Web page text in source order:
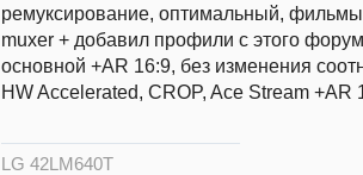
ремуксирование, оптимальный,
muxer + добавил профили с этого
основной +AR 16:9, без изменения
HW Accelerated, CROP, Ace Stream +AR
LG 42LM640T